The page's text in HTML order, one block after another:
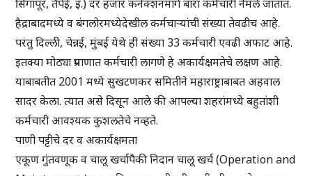
सिंगापूर, तैपेई, इ.) दर हजार कनेक्शनमागे बारा कर्मचारी नेमले जातात.
हैद्राबादमध्ये व बंगलोरमध्येदेखील कर्मचाऱ्यांची संख्या तेवढीच आहे.
परंतु दिल्ली, चेन्नई, मुंबई येथे ही संख्या 33 कर्मचारी एवढी अफाट आहे.
इतक्या मोठ्या प्रमाणात कर्मचारी लागणे हे अकार्यक्षमतेचे लक्षण आहे.
याबाबतीत 2001 मध्ये सुखटणकर समितीने महाराष्ट्राबाबत अहवाल
सादर केला. त्यात असे दिसून आले की आपल्या शहरांमध्ये बहुतांशी
कर्मचारी आवश्यक कुशलतेचे नव्हते.
पाणी पट्टीचे दर व अकार्यक्षमता
एकूण गुंतवणूक व चालू खर्चापैकी निदान चालू खर्च (Operation and